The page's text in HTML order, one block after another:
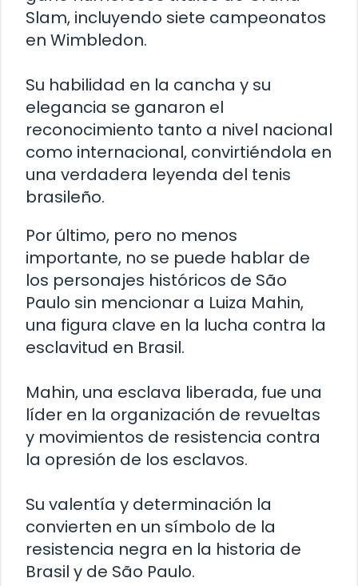
Slam, incluyendo siete campeonatos
en Wimbledon.
Su habilidad en la cancha y su
elegancia se ganaron el
reconocimiento tanto a nivel nacional
como internacional, convirtiéndola en
una verdadera leyenda del tenis
brasileño.
Por último, pero no menos
importante, no se puede hablar de
los personajes históricos de São
Paulo sin mencionar a Luiza Mahin,
una figura clave en la lucha contra la
esclavitud en Brasil.
Mahin, una esclava liberada, fue una
líder en la organización de revueltas
y movimientos de resistencia contra
la opresión de los esclavos.
Su valentía y determinación la
convierten en un símbolo de la
resistencia negra en la historia de
Brasil y de São Paulo.